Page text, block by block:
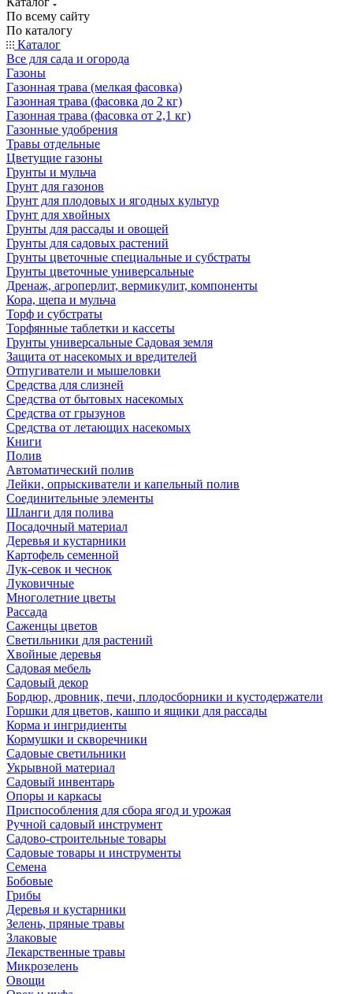
По всему сайту
По каталогу
Каталог
Все для сада и огорода
Газоны
Газонная трава (мелкая фасовка)
Газонная трава (фасовка до 2 кг)
Газонная трава (фасовка от 2,1 кг)
Газонные удобрения
Травы отдельные
Цветущие газоны
Грунты и мульча
Грунт для газонов
Грунт для плодовых и ягодных культур
Грунт для хвойных
Грунты для рассады и овощей
Грунты для садовых растений
Грунты цветочные специальные и субстраты
Грунты цветочные универсальные
Дренаж, агроперлит, вермикулит, компоненты
Кора, щепа и мульча
Торф и субстраты
Торфянные таблетки и кассеты
Грунты универсальные Садовая земля
Защита от насекомых и вредителей
Отпугиватели и мышеловки
Средства для слизней
Средства от бытовых насекомых
Средства от грызунов
Средства от летающих насекомых
Книги
Полив
Автоматический полив
Лейки, опрыскиватели и капельный полив
Соединительные элементы
Шланги для полива
Посадочный материал
Деревья и кустарники
Картофель семенной
Лук-севок и чеснок
Луковичные
Многолетние цветы
Рассада
Саженцы цветов
Светильники для растений
Хвойные деревья
Садовая мебель
Садовый декор
Бордюр, дровник, печи, плодосборники и кустодержатели
Горшки для цветов, кашпо и ящики для рассады
Корма и ингридиенты
Кормушки и скворечники
Садовые светильники
Укрывной материал
Садовый инвентарь
Опоры и каркасы
Приспособления для сбора ягод и урожая
Ручной садовый инструмент
Садово-строительные товары
Садовые товары и инструменты
Семена
Бобовые
Грибы
Деревья и кустарники
Зелень, пряные травы
Злаковые
Лекарственные травы
Микрозелень
Овощи